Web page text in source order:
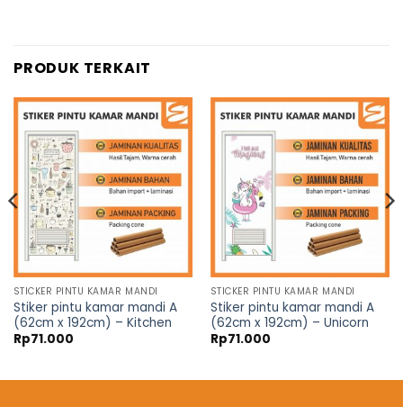
PRODUK TERKAIT
STICKER PINTU KAMAR MANDI
Stiker pintu kamar mandi A
(62cm x 192cm) – Kitchen
Rp71.000
STICKER PINTU KAMAR MANDI
Stiker pintu kamar mandi A
(62cm x 192cm) – Unicorn
Rp71.000